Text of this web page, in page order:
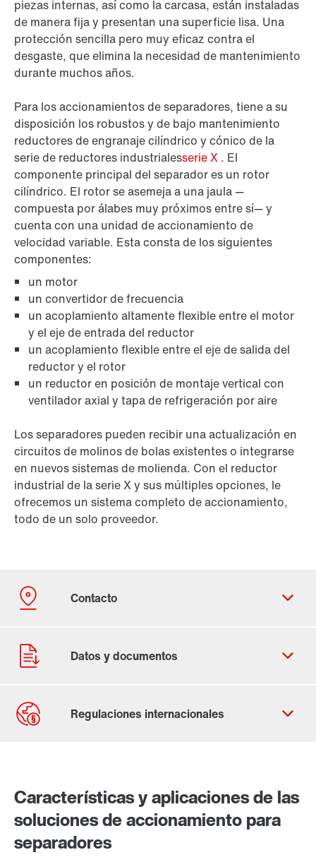
piezas internas, así como la carcasa, están instaladas
de manera fija y presentan una superficie lisa. Una
protección sencilla pero muy eficaz contra el
desgaste, que elimina la necesidad de mantenimiento
durante muchos años.
Para los accionamientos de separadores, tiene a su
disposición los robustos y de bajo mantenimiento
reductores de engranaje cilíndrico y cónico de la
serie de reductores industrialesserie X . El
componente principal del separador es un rotor
cilíndrico. El rotor se asemeja a una jaula —
compuesta por álabes muy próximos entre sí— y
cuenta con una unidad de accionamiento de
velocidad variable. Esta consta de los siguientes
componentes:
un motor
un convertidor de frecuencia
un acoplamiento altamente flexible entre el motor
y el eje de entrada del reductor
un acoplamiento flexible entre el eje de salida del
reductor y el rotor
un reductor en posición de montaje vertical con
ventilador axial y tapa de refrigeración por aire
Los separadores pueden recibir una actualización en
circuitos de molinos de bolas existentes o integrarse
en nuevos sistemas de molienda. Con el reductor
industrial de la serie X y sus múltiples opciones, le
ofrecemos un sistema completo de accionamiento,
todo de un solo proveedor.
Características y aplicaciones de las
soluciones de accionamiento para
separadores